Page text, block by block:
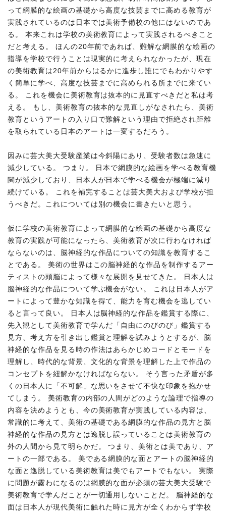
って網膜的な絵画の基礎から高度な技芸までに高める教育が
実践されているのは日本では美術予備校の他にはないのであ
る。 本来これは学校の美術教育によって実践されるべきこと
だと考える。 ほんの20年前であれば、難解な網膜的な絵画の
指導を学校で行うことは現実的に考えられなかったが、現在
の美術教育は20年前からはるかに進歩し誰にでもわかりやす
く簡単に学べ、高度な技芸までに高められる所までに来てい
る。 これを機会に美術教育は抜本的に見直すべきだと私は考
える。 もし、美術教育の抜本的な見直しがなされたら、美術
教育というアートの入り口で難解という理由で拒絶され距離
を取られている日本のアートは一変するだろう。
因みに芸大美大受験産業は今斜陽にあり、受験者数は急速に
減少している。 つまり。 日本で網膜的な絵画を学べる教育機
関が減少しており、日本人が日本で学べる機会が極端に減り
続けている。 これを補完することは芸大美大および学校が担
うべきだ。これについては別の機会に書きたいと思う。
仮に学校の美術教育によって網膜的な絵画の基礎から高度な
教育の実践が可能になったら、美術教育が次に行わなければ
ならないのは、脳神経的な作品についての知識を教育するこ
とである。 美術の世界はこの脳神経的な作品を制作するアー
ティストの頭脳によって様々な展開を見せてきた。 日本人は
脳神経的な作品について学ぶ機会がない。 これは日本人がア
ートによって豊かな知識を得て、能力を育む機会を逃してい
ると言って良い。 日本人は脳神経的な作品を鑑賞する際に、
先入観として美術教育で学んだ「自由にのびのび」鑑賞する
見方、考え方を引き出し鑑賞と理解を試みようとするが、脳
神経的な作品を見る時の作法はあらかじめコードとモードを
理解し、時代的な背景、文化的な背景を理解した上で作品の
コンセプトを紐解かなければならない。 そう言った矛盾が多
くの日本人に「不可解」な思いをさせて不快な印象を抱かせ
てしまう。 美術教育の内部の人間がどのような論理で指導の
内容を決めようとも、今の美術教育が実践している内容は、
常識的に考えて、美術の基礎である網膜的な作品の見方と脳
神経的な作品の見方とは逸脱し誤っていることは美術教育の
外の人間から見て明らかだ。 つまり、美術とは美であり、ア
ートの一部である。 美である網膜的な面とアートの脳神経的
な面と逸脱している美術教育は美でもアートでもない。 実際
に問題が露わになるのは網膜的な面が必須の芸大美大受験で
美術教育で学んだことが一切通用しないことだ。 脳神経的な
面は日本人が現代美術に触れた時に見方が全くわからず学校